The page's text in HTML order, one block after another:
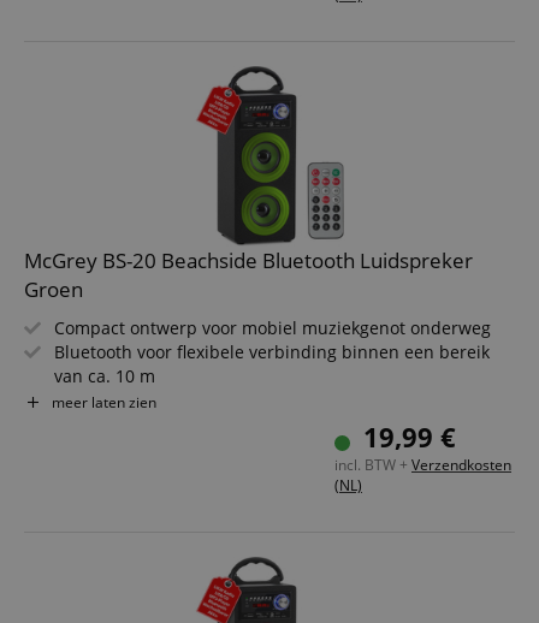
laadkabel, stereo-audiokabel (3,5 mm jack)
McGrey BS-20 Beachside Bluetooth Luidspreker
Groen
Compact ontwerp voor mobiel muziekgenot onderweg
Bluetooth voor flexibele verbinding binnen een bereik
van ca. 10 m
Twee 3" luidsprekers van elk 3 watt uitgangsvermogen
USB/SD-slots voor MP3-weergave en AUX-ingang
Ingebouwd FM-radio met 30 geheugenplaatsen
Inclusief IR-afstandsbediening, 1050 mAh accu, USB-
laadkabel, stereo-audiokabel (3,5 mm jack)
meer laten zien
19,99 €
incl. BTW + Verzendkosten
(NL)